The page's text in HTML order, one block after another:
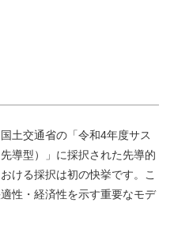
土交通省の「令和4年度サス
導型）」に採択された先導的
ける採択は初の快挙です。こ
性・経済性を示す重要なモデ